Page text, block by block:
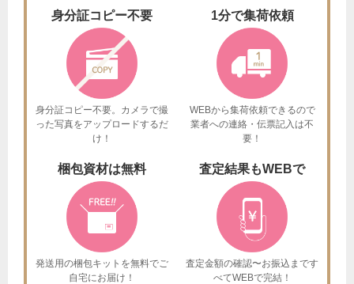
身分証コピー不要
身分証コピー不要。カメラで撮
った写真をアップロードするだ
け！
1分で集荷依頼
WEBから集荷依頼できるので
業者への連絡・伝票記入は不
要！
梱包資材は無料
発送用の梱包キットを無料でご
自宅にお届け！
査定結果もWEBで
査定金額の確認〜お振込まです
べてWEBで完結！